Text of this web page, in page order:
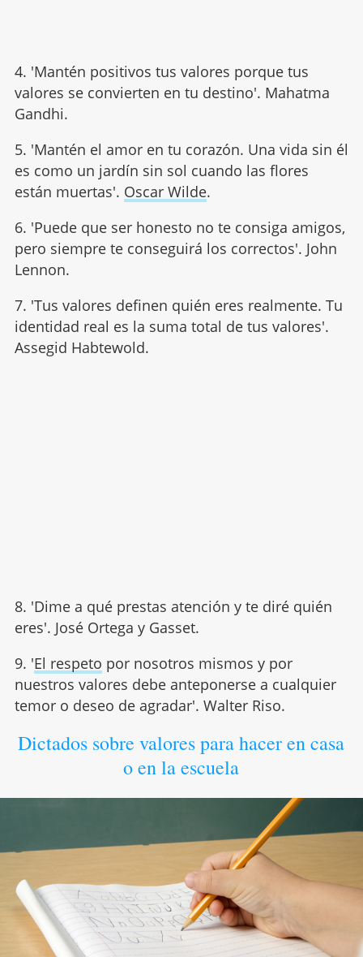
4. 'Mantén positivos tus valores porque tus
valores se convierten en tu destino'. Mahatma
Gandhi.
5. 'Mantén el amor en tu corazón. Una vida sin él
es como un jardín sin sol cuando las flores
están muertas'. Oscar Wilde.
6. 'Puede que ser honesto no te consiga amigos,
pero siempre te conseguirá los correctos'. John
Lennon.
7. 'Tus valores definen quién eres realmente. Tu
identidad real es la suma total de tus valores'.
Assegid Habtewold.
8. 'Dime a qué prestas atención y te diré quién
eres'. José Ortega y Gasset.
9. 'El respeto por nosotros mismos y por
nuestros valores debe anteponerse a cualquier
temor o deseo de agradar'. Walter Riso.
Dictados sobre valores para hacer en casa
o en la escuela